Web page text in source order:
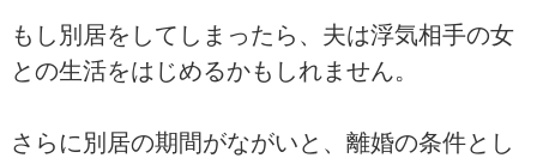
もし別居をしてしまったら、夫は浮気相手の女
との生活をはじめるかもしれません。
さらに別居の期間がながいと、離婚の条件とし